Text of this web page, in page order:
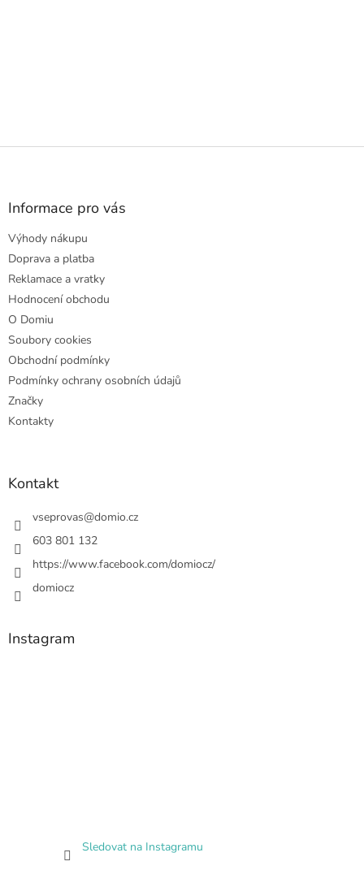
Z
Informace pro vás
Výhody nákupu
Doprava a platba
Reklamace a vratky
Hodnocení obchodu
O Domiu
Soubory cookies
Obchodní podmínky
Podmínky ochrany osobních údajů
Značky
Kontakty
Kontakt
vseprovas@domio.cz
603 801 132
https://www.facebook.com/domiocz/
domiocz
Instagram
Sledovat na Instagramu